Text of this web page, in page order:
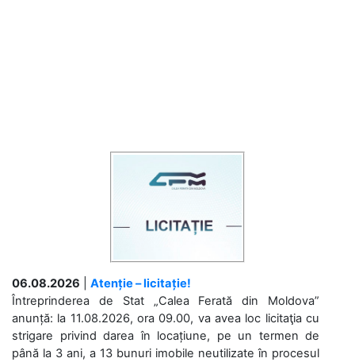
06.08.2026
Atenție – licitație!
Întreprinderea de Stat „Calea Ferată din Moldova”
anunță: la 11.08.2026, ora 09.00, va avea loc licitaţia cu
strigare privind darea în locațiune, pe un termen de
până la 3 ani, a 13 bunuri imobile neutilizate în procesul